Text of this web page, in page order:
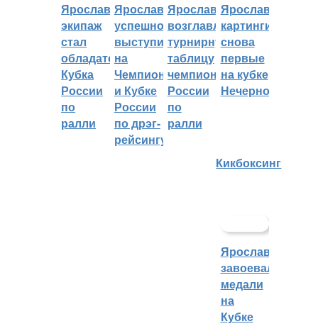
Ярославский
экипаж
стал
обладателем
Кубка
России
по
ралли
Ярославцы
успешно
выступили
на
Чемпионате
и Кубке
России
по дрэг-
рейсингу
Ярославцы
возглавляют
турнирную
таблицу
чемпионата
России
по
ралли
Ярославские
картингисты
снова
первые
на кубке
Нечерноземья
Кикбоксинг
Ярославцы
завоевали
медали
на
Кубке